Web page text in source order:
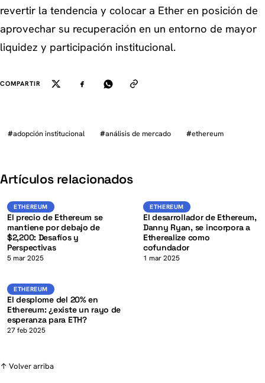
revertir la tendencia y colocar a Ether en posición de
aprovechar su recuperación en un entorno de mayor
liquidez y participación institucional.
COMPARTIR
#adopción institucional #análisis de mercado #ethereum
Artículos relacionados
ETHEREUM ETH K
ETHEREUM
El precio de Ethereum se
mantiene por debajo de
$2,200: Desafíos y
Perspectivas
5 mar 2025
ETHEREUM ETH
ETHEREUM
El desarrollador de Ethereum,
Danny Ryan, se incorpora a
Etherealize como
cofundador
1 mar 2025
ETHEREUM ETH K
ETHEREUM
El desplome del 20% en
Ethereum: ¿existe un rayo de
esperanza para ETH?
27 feb 2025
↑ Volver arriba